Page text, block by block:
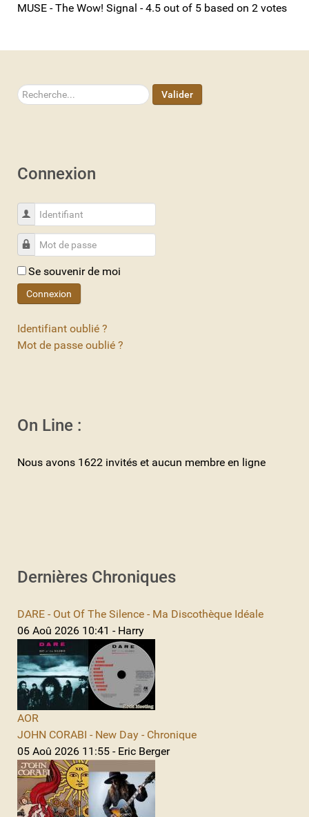
MUSE - The Wow! Signal -4.5 out of 5 based on 2 votes
Rechercher Valider
Connexion
Identifiant
Mot de passe
Se souvenir de moi
Connexion
Identifiant oublié ?
Mot de passe oublié ?
On Line :
Nous avons 1622 invités et aucun membre en ligne
Dernières Chroniques
DARE - Out Of The Silence - Ma Discothèque Idéale
06 Aoû 2026 10:41 - Harry
AOR
JOHN CORABI - New Day - Chronique
05 Aoû 2026 11:55 - Eric Berger